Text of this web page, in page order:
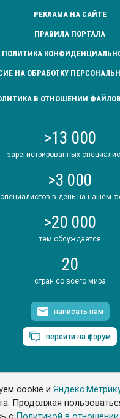
cookie и
Продолжая
РЕКЛАМА НА САЙТЕ
ПРАВИЛА ПОРТАЛА
ПОЛИТИКА
НА ОБРАБОТКУ
В ОТНОШЕНИИ ФАЙЛОВ
>13 000
зарегистрированных
>3 000
специалистов в день на нашем
>20 000
тем обсуждается
20
стран со всего мира
написать нам
перейти на форум
© 2006. Все права
копирование материалов сайта
ссылкой на www.e-plastic.ru